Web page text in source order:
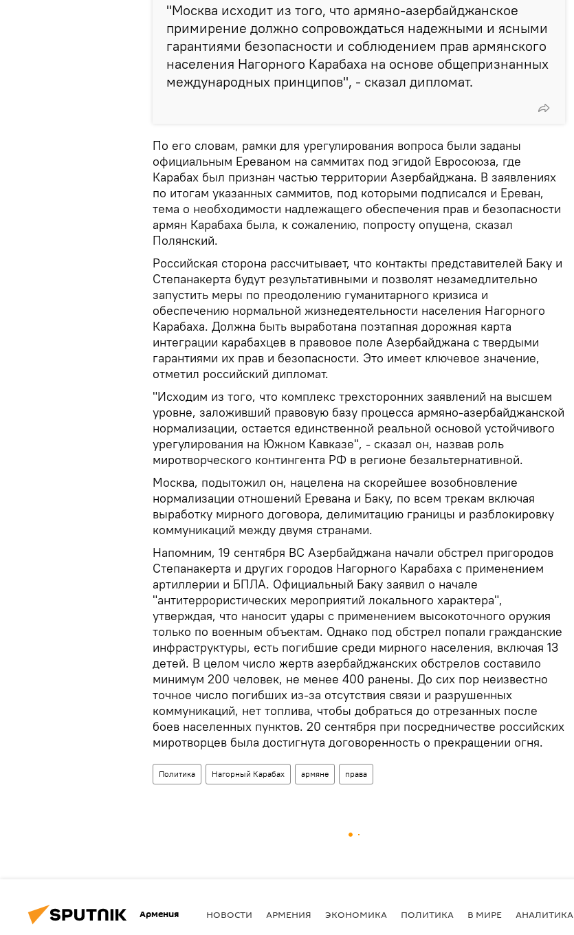
"Москва исходит из того, что армяно-азербайджанское
примирение должно сопровождаться надежными и ясными
гарантиями безопасности и соблюдением прав армянского
населения Нагорного Карабаха на основе общепризнанных
международных принципов", - сказал дипломат.
По его словам, рамки для урегулирования вопроса были заданы
официальным Ереваном на саммитах под эгидой Евросоюза, где
Карабах был признан частью территории Азербайджана. В заявлениях
по итогам указанных саммитов, под которыми подписался и Ереван,
тема о необходимости надлежащего обеспечения прав и безопасности
армян Карабаха была, к сожалению, попросту опущена, сказал
Полянский.
Российская сторона рассчитывает, что контакты представителей Баку и
Степанакерта будут результативными и позволят незамедлительно
запустить меры по преодолению гуманитарного кризиса и
обеспечению нормальной жизнедеятельности населения Нагорного
Карабаха. Должна быть выработана поэтапная дорожная карта
интеграции карабахцев в правовое поле Азербайджана с твердыми
гарантиями их прав и безопасности. Это имеет ключевое значение,
отметил российский дипломат.
"Исходим из того, что комплекс трехсторонних заявлений на высшем
уровне, заложивший правовую базу процесса армяно-азербайджанской
нормализации, остается единственной реальной основой устойчивого
урегулирования на Южном Кавказе", - сказал он, назвав роль
миротворческого контингента РФ в регионе безальтернативной.
Москва, подытожил он, нацелена на скорейшее возобновление
нормализации отношений Еревана и Баку, по всем трекам включая
выработку мирного договора, делимитацию границы и разблокировку
коммуникаций между двумя странами.
Напомним, 19 сентября ВС Азербайджана начали обстрел пригородов
Степанакерта и других городов Нагорного Карабаха с применением
артиллерии и БПЛА. Официальный Баку заявил о начале
"антитеррористических мероприятий локального характера",
утверждая, что наносит удары с применением высокоточного оружия
только по военным объектам. Однако под обстрел попали гражданские
инфраструктуры, есть погибшие среди мирного населения, включая 13
детей. В целом число жертв азербайджанских обстрелов составило
минимум 200 человек, не менее 400 ранены. До сих пор неизвестно
точное число погибших из-за отсутствия связи и разрушенных
коммуникаций, нет топлива, чтобы добраться до отрезанных после
боев населенных пунктов. 20 сентября при посредничестве российских
миротворцев была достигнута договоренность о прекращении огня.
Политика Нагорный Карабах армяне права
Армения НОВОСТИ АРМЕНИЯ ЭКОНОМИКА ПОЛИТИКА В МИРЕ АНАЛИТИКА